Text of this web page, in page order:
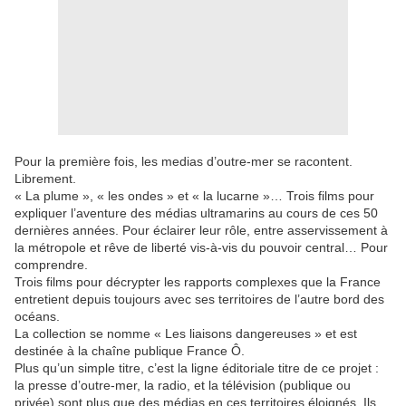
Pour la première fois, les medias d’outre-mer se racontent.
Librement.
« La plume », « les ondes » et « la lucarne »… Trois films pour
expliquer l’aventure des médias ultramarins au cours de ces 50
dernières années. Pour éclairer leur rôle, entre asservissement à
la métropole et rêve de liberté vis-à-vis du pouvoir central… Pour
comprendre.
Trois films pour décrypter les rapports complexes que la France
entretient depuis toujours avec ses territoires de l’autre bord des
océans.
La collection se nomme « Les liaisons dangereuses » et est
destinée à la chaîne publique France Ô.
Plus qu’un simple titre, c’est la ligne éditoriale titre de ce projet :
la presse d’outre-mer, la radio, et la télévision (publique ou
privée) sont plus que des médias en ces territoires éloignés. Ils